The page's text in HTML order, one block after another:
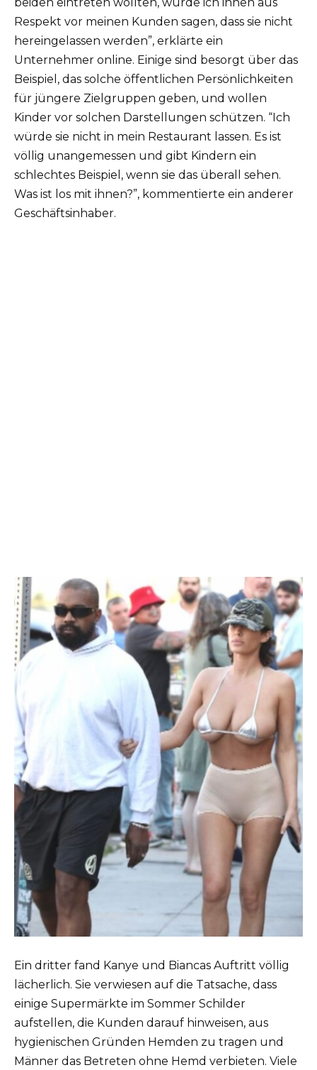
Respekt vor meinen Kunden sagen, dass sie nicht
hereingelassen werden”, erklärte ein
Unternehmer online. Einige sind besorgt über das
Beispiel, das solche öffentlichen Persönlichkeiten
für jüngere Zielgruppen geben, und wollen
Kinder vor solchen Darstellungen schützen. “Ich
würde sie nicht in mein Restaurant lassen. Es ist
völlig unangemessen und gibt Kindern ein
schlechtes Beispiel, wenn sie das überall sehen.
Was ist los mit ihnen?”, kommentierte ein anderer
Geschäftsinhaber.
Ein dritter fand Kanye und Biancas Auftritt völlig
lächerlich. Sie verwiesen auf die Tatsache, dass
einige Supermärkte im Sommer Schilder
aufstellen, die Kunden darauf hinweisen, aus
hygienischen Gründen Hemden zu tragen und
Männer das Betreten ohne Hemd verbieten. Viele